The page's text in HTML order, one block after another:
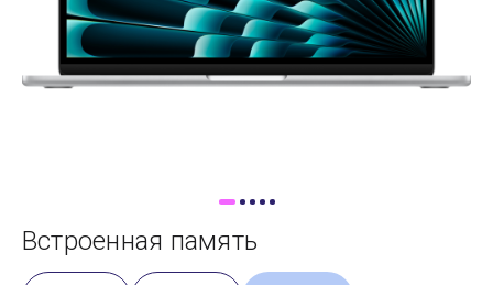
Самовывоз
Trade-In
Встроенная память